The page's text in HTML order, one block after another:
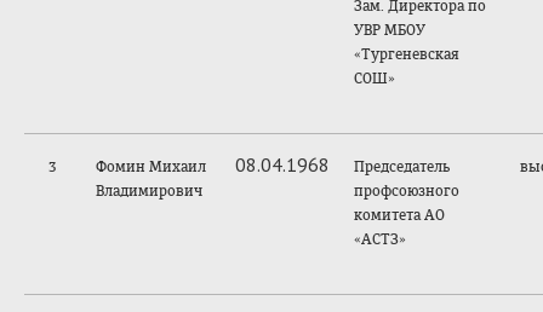
Зам. Директора по
УВР МБОУ
«Тургеневская
СОШ»
3
Фомин Михаил
Владимирович
08.04.1968
Председатель
профсоюзного
комитета АО
«АСТЗ»